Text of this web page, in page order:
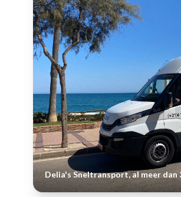
Delia's Sneltransport, al meer dan